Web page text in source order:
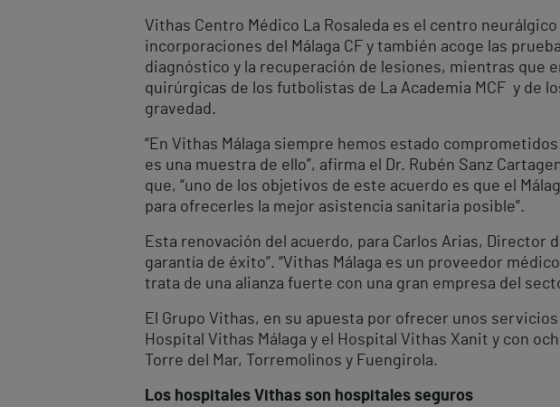
Vithas Centro Médico La Rosaleda es el centro
incorporaciones del Málaga CF y también acoge las
diagnóstico y la recuperación de lesiones, mientras que
quirúrgicas de los futbolistas de La Academia MCF y de
gravedad.
“En Vithas Málaga siempre hemos estado
es una muestra de ello”, afirma el Dr. Rubén Sanz
que, “uno de los objetivos de este acuerdo es que el
para ofrecerles la mejor asistencia sanitaria posible”.
Esta renovación del acuerdo, para Carlos Arias, Director
garantía de éxito”. “Vithas Málaga es un proveedor
trata de una alianza fuerte con una gran empresa del
El Grupo Vithas, en su apuesta por ofrecer unos
Hospital Vithas Málaga y el Hospital Vithas Xanit y con
Torre del Mar, Torremolinos y Fuengirola.
Los hospitales Vithas son hospitales seguros